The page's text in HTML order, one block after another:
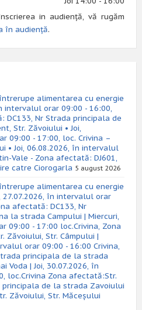
in audiență, vă rugăm
în audiență.
alimentarea cu energie
intervalul orar 09:00 - 16:00,
DC133, Nr Strada principala de
Str. Zăvoiului • Joi,
09:00 - 17:00, loc. Crivina –
• Joi, 06.08.2026, în intervalul
Vale - Zona afectată: DJ601,
catre Ciorogarla 5 august 2026
alimentarea cu energie
în intervalul orar
afectată: DC133, Nr
la strada Campului | Miercuri,
09:00 - 17:00 loc.Crivina, Zona
Zăvoiului, Str. Câmpului |
orar 09:00 - 16:00 Crivina,
principala de la strada
Voda | Joi, 30.07.2026, în
loc.Crivina Zona afectată:Str.
principala de la strada Zavoiului
Zăvoiului, Str. Măceșului